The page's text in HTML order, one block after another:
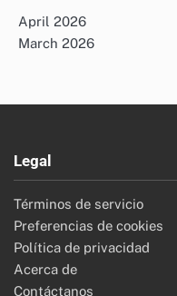
April 2026
March 2026
Legal
Términos de servicio
Preferencias de cookies
Política de privacidad
Acerca de
Contáctanos